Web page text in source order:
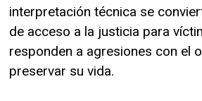
interpretación técnica se
de acceso a la justicia para
responden a agresiones con el
preservar su vida.